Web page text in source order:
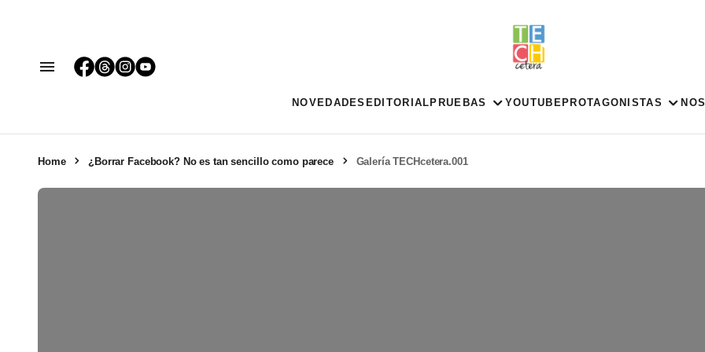
NOVEDADES EDITORIAL PRUEBAS YOUTUBE PROTAGONISTAS
Home ¿Borrar Facebook? No es tan sencillo como parece Galería TECHcetera.001